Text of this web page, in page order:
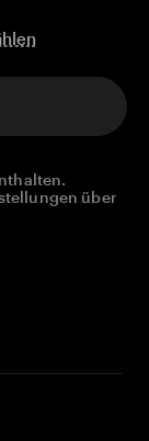
über